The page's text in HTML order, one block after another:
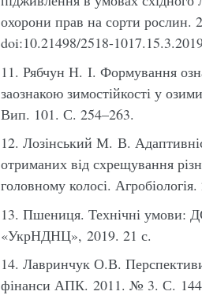
охорони прав на сорти
doi:10.21498/2518-
11. Рябчун Н. І. Формування
заознакою зимостійкості у
Вип. 101. С. 254–263.
12. Лозінський М. В.
отриманих від схрещування
головному колосі.
13. Пшениця. Технічні умови:
«УкрНДНЦ», 2019. 21 с.
14. Лавринчук О.В.
фінанси АПК. 2011. № 3. С.